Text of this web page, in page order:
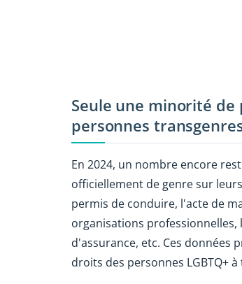
Seule une minorité
personnes
En 2024, un nombre encore
officiellement de genre sur
permis de conduire, l'acte de
organisations professionnelles,
d'assurance, etc. Ces données
droits des personnes LGBTQ+